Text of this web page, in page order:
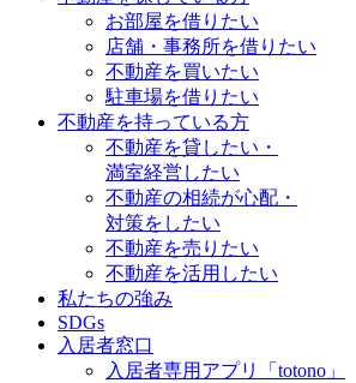
お部屋を借りたい
店舗・事務所を借りたい
不動産を買いたい
駐車場を借りたい
不動産を持っている方
不動産を貸したい・
満室経営したい
不動産の相続が心配・
対策をしたい
不動産を売りたい
不動産を活用したい
私たちの強み
SDGs
入居者窓口
入居者専用アプリ「totono」